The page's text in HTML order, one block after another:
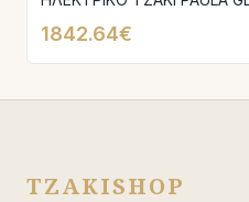
1842.64€
TZAKISHOP